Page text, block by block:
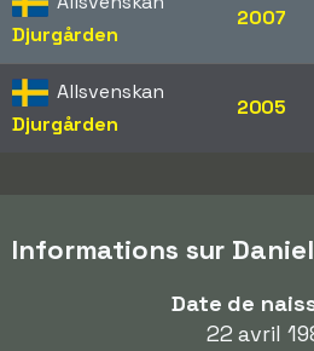
Djurgården
2007
Allsvenskan
Djurgården
2005
Informations sur
Date de
22 avril